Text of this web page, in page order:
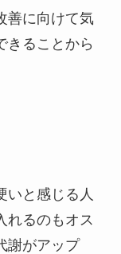
善に向けて気
きることから
いと感じる人
れるのもオス
謝がアップ